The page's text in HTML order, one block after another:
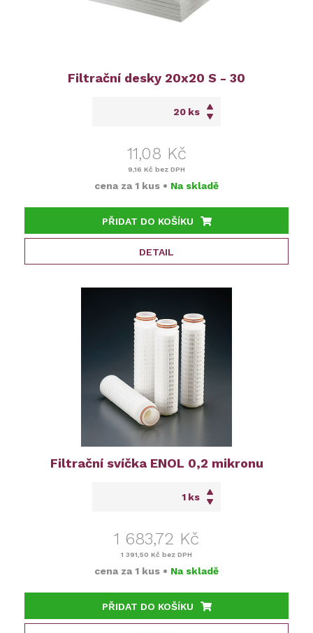
Filtrační desky 20x20 S - 30
ks
11,08 Kč
9,16 Kč bez DPH
cena za 1 kus • Na skladě
PŘIDAT DO KOŠÍKU
DETAIL
Filtrační svíčka ENOL 0,2 mikronu
ks
1 683,72 Kč
1 391,50 Kč bez DPH
cena za 1 kus • Na skladě
PŘIDAT DO KOŠÍKU